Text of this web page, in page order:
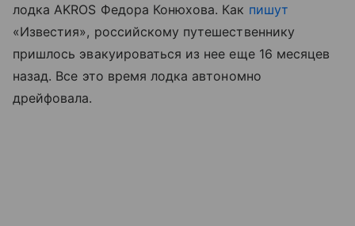
лодка AKROS Федора Конюхова. Как пишут
«Известия», российскому путешественнику
пришлось эвакуироваться из нее еще 16 месяцев
назад. Все это время лодка автономно
дрейфовала.